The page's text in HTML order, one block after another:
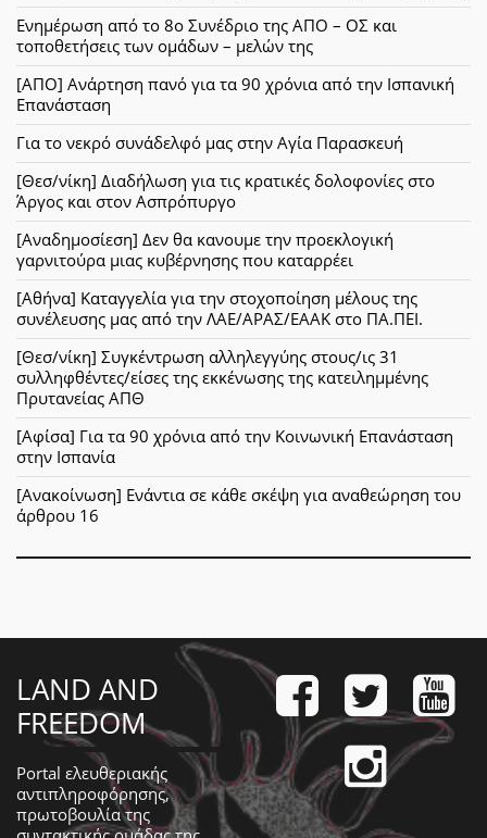
Ενημέρωση από το 8ο Συνέδριο της ΑΠΟ – ΟΣ και
τοποθετήσεις των ομάδων – μελών της
[ΑΠΟ] Ανάρτηση πανό για τα 90 χρόνια από την Ισπανική
Επανάσταση
Για το νεκρό συνάδελφό μας στην Αγία Παρασκευή
[Θεσ/νίκη] Διαδήλωση για τις κρατικές δολοφονίες στο
Άργος και στον Ασπρόπυργο
[Αναδημοσίεση] Δεν θα κανουμε την προεκλογική
γαρνιτούρα μιας κυβέρνησης που καταρρέει
[Αθήνα] Καταγγελία για την στοχοποίηση μέλους της
συνέλευσης μας από την ΛΑΕ/ΑΡΑΣ/ΕΑΑΚ στο ΠΑ.ΠΕΙ.
[Θεσ/νίκη] Συγκέντρωση αλληλεγγύης στους/ις 31
συλληφθέντες/είσες της εκκένωσης της κατειλημμένης
Πρυτανείας ΑΠΘ
[Αφίσα] Για τα 90 χρόνια από την Κοινωνική Επανάσταση
στην Ισπανία
[Ανακοίνωση] Ενάντια σε κάθε σκέψη για αναθεώρηση του
άρθρου 16
LAND AND
FREEDOM
Portal ελευθεριακής
αντιπληροφόρησης,
πρωτοβουλία της